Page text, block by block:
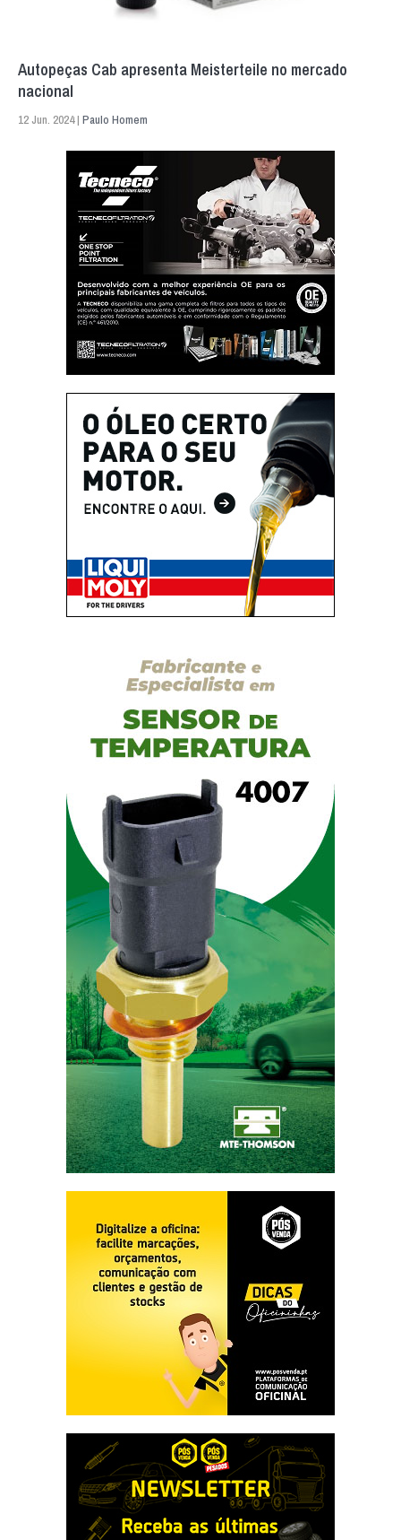
Autopeças Cab apresenta Meisterteile no mercado
nacional
12 Jun. 2024 | Paulo Homem